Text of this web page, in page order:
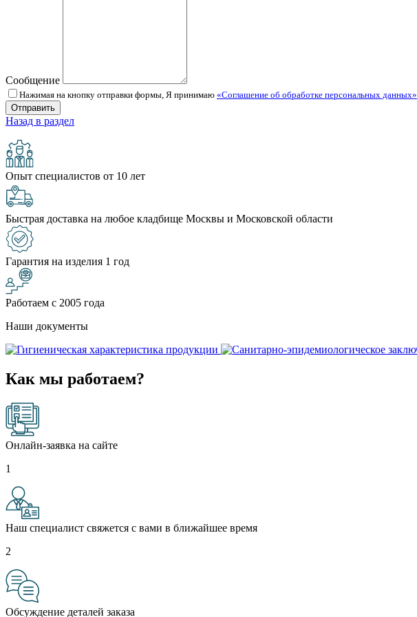
Сообщение
Нажимая на кнопку отправки формы, Я принимаю «Соглашение об обработке персональных данных»
Назад в раздел
Опыт специалистов от 10 лет
Быстрая доставка на любое кладбище Москвы и Московской области
Гарантия на изделия 1 год
Работаем с 2005 года
Наши документы
Как мы работаем?
Онлайн-заявка на сайте
1
Наш специалист свяжется с вами в ближайшее время
2
Обсуждение деталей заказа